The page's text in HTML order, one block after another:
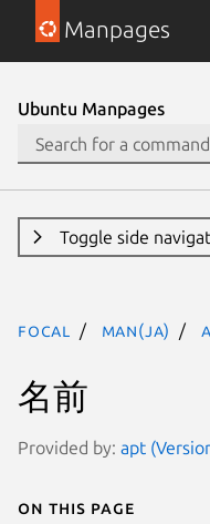
Manpages
Ubuntu Manpages
Toggle side
focal man(ja)
名前
Provided by: apt
On this page